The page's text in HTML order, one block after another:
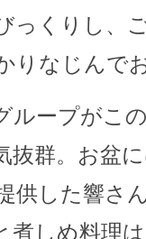
っくりし、
りなじんで
ープがこ
抜群。お盆
供した響さ
煮しめ料理